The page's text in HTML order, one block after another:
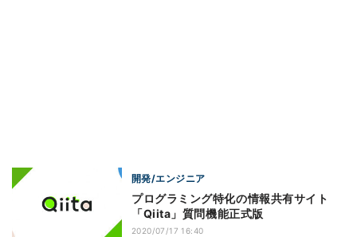
開発/エンジニア
プログラミング特化の情報共有サイト
「Qiita」質問機能正式版
2020/07/17 16:40